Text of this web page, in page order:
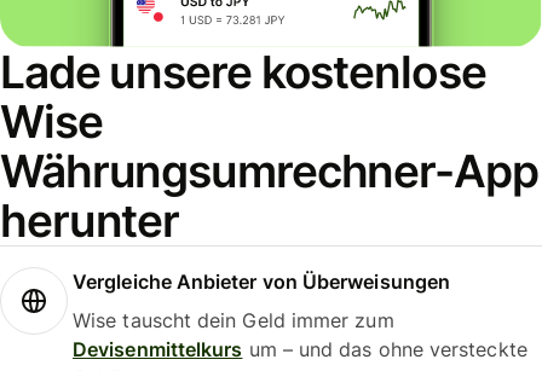
Lade unsere kostenlose
Wise
Währungsumrechner-App
herunter
Vergleiche Anbieter von Überweisungen
Wise tauscht dein Geld immer zum
Devisenmittelkurs um – und das ohne versteckte